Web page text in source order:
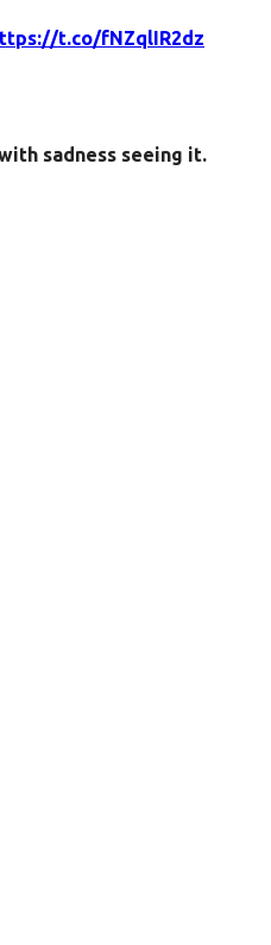
t.co/fNZqlIR2dz
sadness seeing it.